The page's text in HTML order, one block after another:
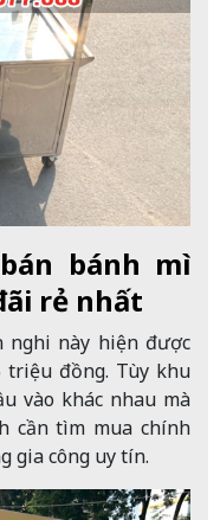
bánh mì
rẻ nhất
nghi này hiện được
triệu đồng. Tùy khu
vào khác nhau mà
cần tìm mua chính
gia công uy tín.